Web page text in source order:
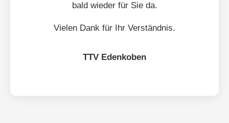
bald wieder für Sie da.
Vielen Dank für Ihr Verständnis.
TTV Edenkoben